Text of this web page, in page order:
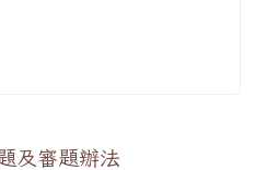
及審題辦法